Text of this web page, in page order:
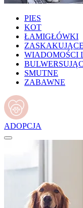
PIES
KOT
ŁAMIGŁÓWKI
ZASKAKUJĄCE
WIADOMOŚCI
SMUTNE
ZABAWNE
ADOPCJA